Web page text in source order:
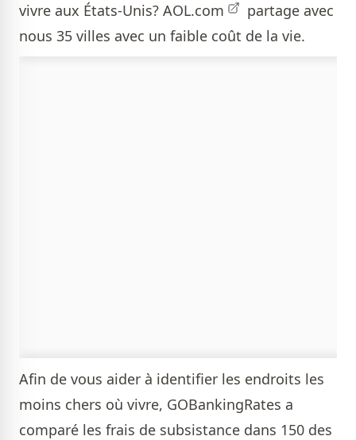
vivre aux États-Unis? AOL.com
partage avec
nous 35 villes avec un faible coût de la vie.
Afin de vous aider à identifier les endroits les
moins chers où vivre, GOBankingRates a
comparé les frais de subsistance dans 150 des